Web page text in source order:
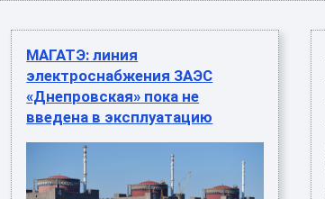
МАГАТЭ: линия
электроснабжения ЗАЭС
«Днепровская» пока не
введена в эксплуатацию